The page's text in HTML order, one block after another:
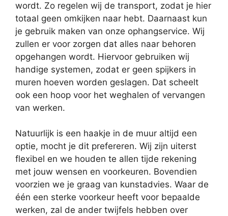
wordt. Zo regelen wij de transport, zodat je hier
totaal geen omkijken naar hebt. Daarnaast kun
je gebruik maken van onze ophangservice. Wij
zullen er voor zorgen dat alles naar behoren
opgehangen wordt. Hiervoor gebruiken wij
handige systemen, zodat er geen spijkers in
muren hoeven worden geslagen. Dat scheelt
ook een hoop voor het weghalen of vervangen
van werken.
Natuurlijk is een haakje in de muur altijd een
optie, mocht je dit prefereren. Wij zijn uiterst
flexibel en we houden te allen tijde rekening
met jouw wensen en voorkeuren. Bovendien
voorzien we je graag van kunstadvies. Waar de
één een sterke voorkeur heeft voor bepaalde
werken, zal de ander twijfels hebben over